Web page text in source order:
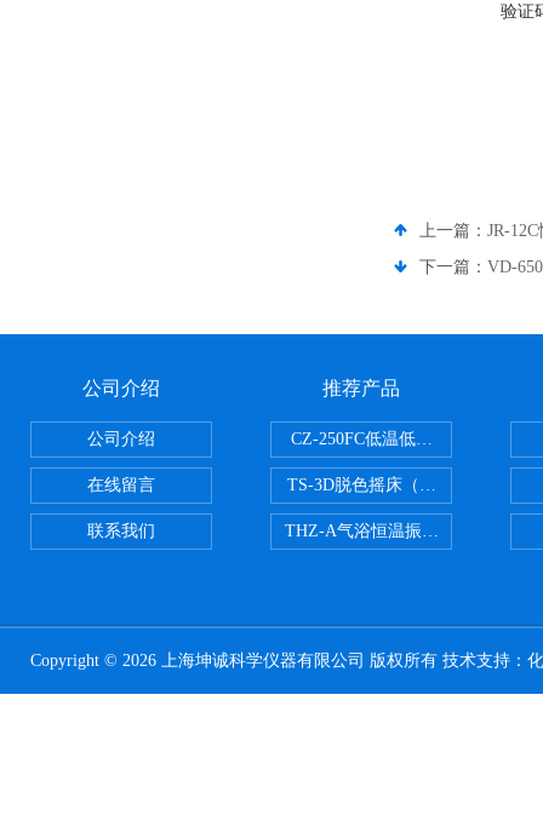
验证
上一篇： JR-
下一篇： VD-
公司介绍
公司介绍
在线留言
联系我们
推荐产品
CZ-250FC低温低湿种子储藏柜
TS-3D脱色摇床（三维运动）
THZ-A气浴恒温振荡器
Copyright © 2026 上海坤诚科学仪器有限公司 版权所有 技术支持：